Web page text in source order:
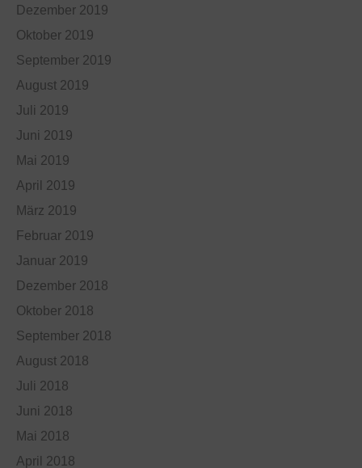
Dezember 2019
Oktober 2019
September 2019
August 2019
Juli 2019
Juni 2019
Mai 2019
April 2019
März 2019
Februar 2019
Januar 2019
Dezember 2018
Oktober 2018
September 2018
August 2018
Juli 2018
Juni 2018
Mai 2018
April 2018